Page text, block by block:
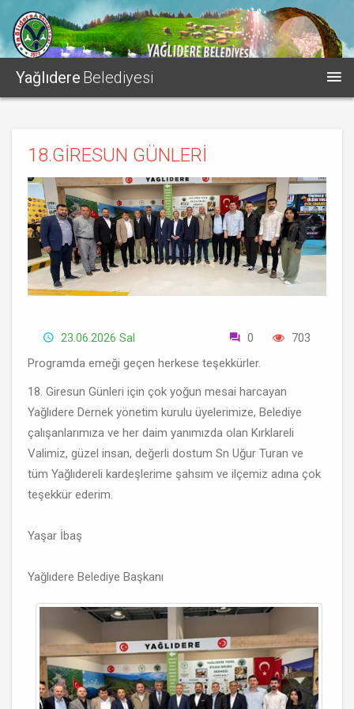
Yağlıdere Belediyesi
18.GİRESUN GÜNLERİ
23.06.2026 Sal 0
703
Programda emeği geçen herkese teşekkürler.
18. Giresun Günleri için çok yoğun mesai harcayan
Yağlıdere Dernek yönetim kurulu üyelerimize, Belediye
çalışanlarımıza ve her daim yanımızda olan Kırklareli
Valimiz, güzel insan, değerli dostum Sn Uğur Turan ve
tüm Yağlıdereli kardeşlerime şahsım ve ilçemiz adına çok
teşekkür ederim.
Yaşar İbaş
Yağlıdere Belediye Başkanı